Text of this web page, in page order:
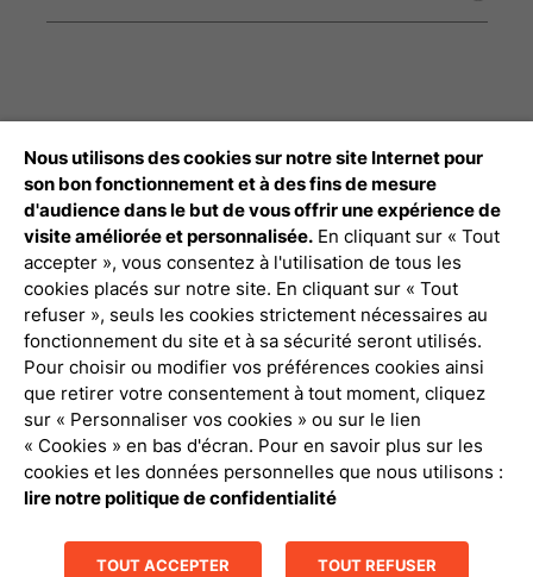
Débloquez tout le contenu à télécharger
Connexion Pro
Politique de confidentialité
Mentions légales
Nous utilisons des cookies sur notre site Internet pour
son bon fonctionnement et à des fins de mesure
d'audience dans le but de vous offrir une expérience de
visite améliorée et personnalisée. En cliquant sur « Tout
accepter », vous consentez à l'utilisation de tous les
cookies placés sur notre site. En cliquant sur « Tout
refuser », seuls les cookies strictement nécessaires au
fonctionnement du site et à sa sécurité seront utilisés.
Pour choisir ou modifier vos préférences cookies ainsi
que retirer votre consentement à tout moment, cliquez
sur « Personnaliser vos cookies » ou sur le lien
« Cookies » en bas d'écran. Pour en savoir plus sur les
cookies et les données personnelles que nous utilisons :
lire notre politique de confidentialité
TOUT ACCEPTER TOUT REFUSER